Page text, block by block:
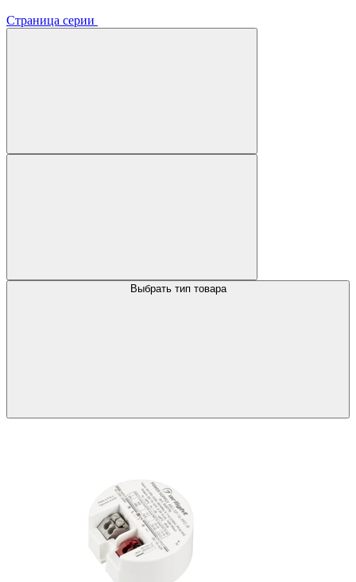
Страница серии
Выбрать тип товара